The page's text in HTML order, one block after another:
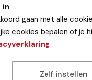
in
gaan met alle
cookies bepalen of je
.
Zelf instellen
opgepakt
de